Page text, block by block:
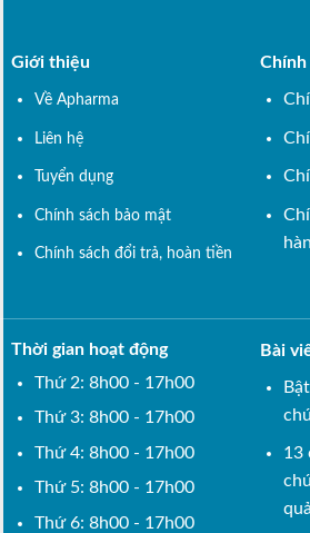
Giới thiệu
Về Apharma
Liên hệ
Tuyển dụng
Chính sách bảo mật
Chính sách đổi trả, hoàn tiền
Chính
Thời gian hoạt động
Thứ 2: 8h00 - 17h00
Thứ 3: 8h00 - 17h00
Thứ 4: 8h00 - 17h00
Thứ 5: 8h00 - 17h00
Thứ 6: 8h00 - 17h00
Bài
13